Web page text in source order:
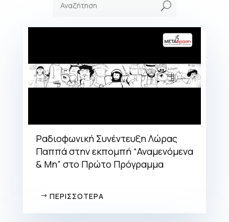
U
Ραδιοφωνική Συνέντευξη Λώρας
Παππά στην εκπομπή “Αναμενόμενα
& Μη” στο Πρώτο Πρόγραμμα
ΠΕΡΙΣΣΟΤΕΡΑ